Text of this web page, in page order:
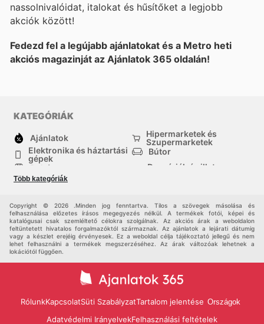
nassolnivalóidat, italokat és hűsítőket a legjobb
akciók között!
Fedezd fel a legújabb ajánlatokat és a Metro heti
akciós magazinját az Ajánlatok 365 oldalán!
KATEGÓRIÁK
Ajánlatok
Hipermarketek és
Szupermarketek
Elektronika és háztartási
gépek
Bútor
Ruházat
Drogériák és illatszer-
háztartási cikkek
Több kategóriák
Copyright © 2026 .Minden jog fenntartva. Tilos a szövegek másolása és
felhasználása előzetes írásos megegyezés nélkül. A termékek fotói, képei és
katalógusai csak szemléltető célokra szolgálnak. Az akciós árak a weboldalon
feltüntetett hivatalos forgalmazóktól származnak. Az ajánlatok a lejárati dátumig
vagy a készlet erejéig érvényesek. Ez a weboldal célja tájékoztató jellegű és nem
lehet felhasználni a termékek megszerzéséhez. Az árak változóak lehetnek a
lokációtól függően.
RólunkKapcsolatSüti SzabályzatTartalom jelentése Országok
Adatvédelmi IrányelvekFelhasználási feltételek